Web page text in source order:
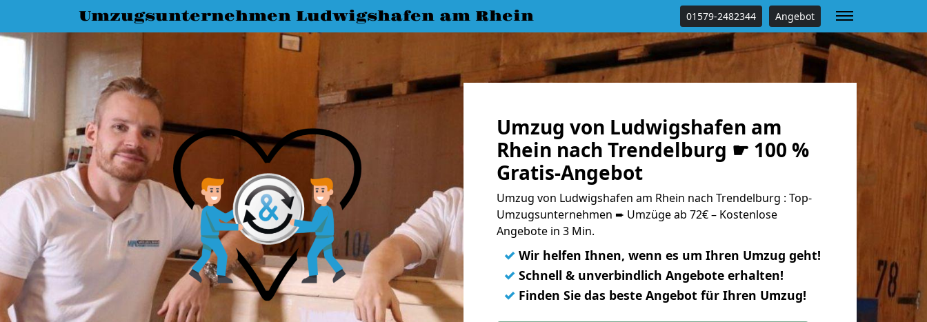
Umzugsunternehmen Ludwigshafen am Rhein 01579-2482344 Angebot
Umzug von Ludwigshafen am
Rhein nach Trendelburg ☛ 100 %
Gratis-Angebot
Umzug von Ludwigshafen am Rhein nach Trendelburg : Top-
Umzugsunternehmen ➨ Umzüge ab 72€ – Kostenlose
Angebote in 3 Min.
✓ Wir helfen Ihnen, wenn es um Ihren Umzug geht!
✓ Schnell & unverbindlich Angebote erhalten!
✓ Finden Sie das beste Angebot für Ihren Umzug!